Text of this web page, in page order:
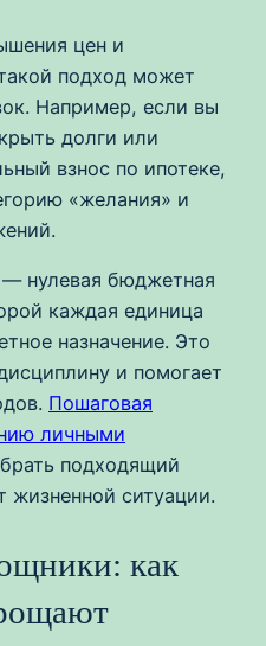
цен и
подход может
Например, если вы
долги или
взнос по ипотеке,
«желания» и
нулевая бюджетная
каждая единица
назначение. Это
и помогает
Пошаговая
личными
подходящий
жизненной ситуации.
как